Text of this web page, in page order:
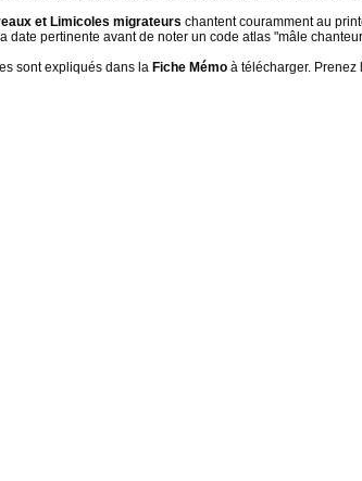
et Limicoles migrateurs chantent couramment au
date pertinente avant de noter un code atlas "mâle
sont expliqués dans la Fiche Mémo à télécharger. Prenez